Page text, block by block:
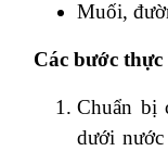
Muối,
Các bước thực
Chuẩn bị
dưới